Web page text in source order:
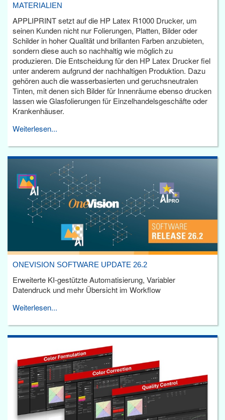
MATERIALIEN
APPLIPRINT setzt auf die HP Latex R1000 Drucker, um
seinen Kunden nicht nur Folierungen, Platten, Bilder oder
Schilder in hoher Qualität und brillanten Farben anzubieten,
sondern diese auch so nachhaltig wie möglich zu
produzieren. Die Entscheidung für den HP Latex Drucker fiel
unter anderem aufgrund der nachhaltigen Produktion. Dazu
gehören auch die wasserbasierten und geruchsneutralen
Tinten, mit denen sich Bilder für Innenräume ebenso drucken
lassen wie Glasfolierungen für Einzelhandelsgeschäfte oder
Krankenhäuser.
Weiterlesen...
ONEVISION SOFTWARE UPDATE 26.2
Erweiterte KI-gestützte Automatisierung, Variabler
Datendruck und mehr Übersicht im Workflow
Weiterlesen...